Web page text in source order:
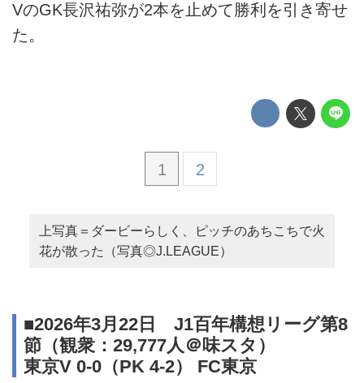
VのGK長沢祐弥が2本を止めて勝利を引き寄せ
た。
1 2
上写真＝ダービーらしく、ピッチのあちこちで火
花が散った（写真◎J.LEAGUE）
■2026年3月22日 J1百年構想リーグ第8
節（観衆：29,777人＠味スタ）
東京V 0-0（PK 4-2） FC東京